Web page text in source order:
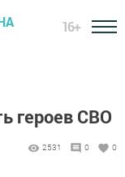
16+
героев СВО
2531 0 0